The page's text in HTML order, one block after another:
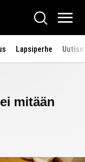
Hae
Lapsiperhe
mitään